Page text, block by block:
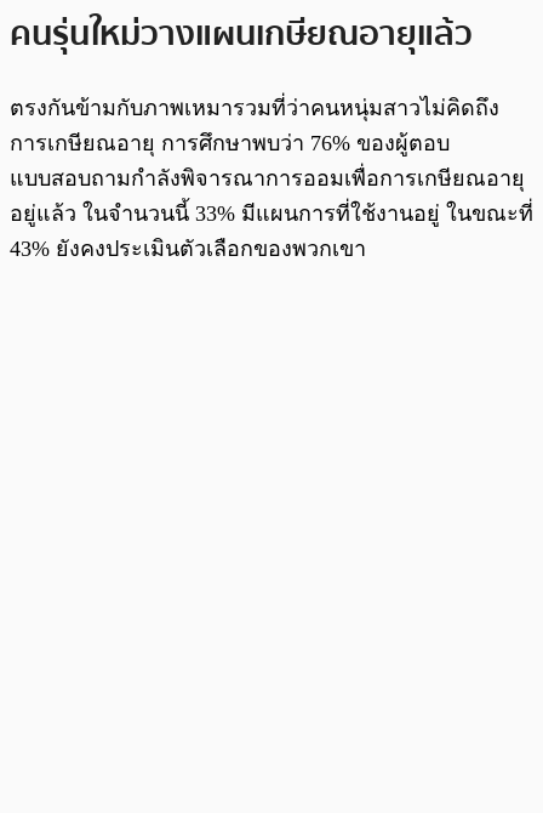
คนรุ่นใหม่วางแผนเกษียณอายุแล้ว
ตรงกันข้ามกับภาพเหมารวมที่ว่าคนหนุ่มสาวไม่คิดถึง
การเกษียณอายุ การศึกษาพบว่า 76% ของผู้ตอบ
แบบสอบถามกำลังพิจารณาการออมเพื่อการเกษียณอายุ
อยู่แล้ว ในจำนวนนี้ 33% มีแผนการที่ใช้งานอยู่ ในขณะที่
43% ยังคงประเมินตัวเลือกของพวกเขา